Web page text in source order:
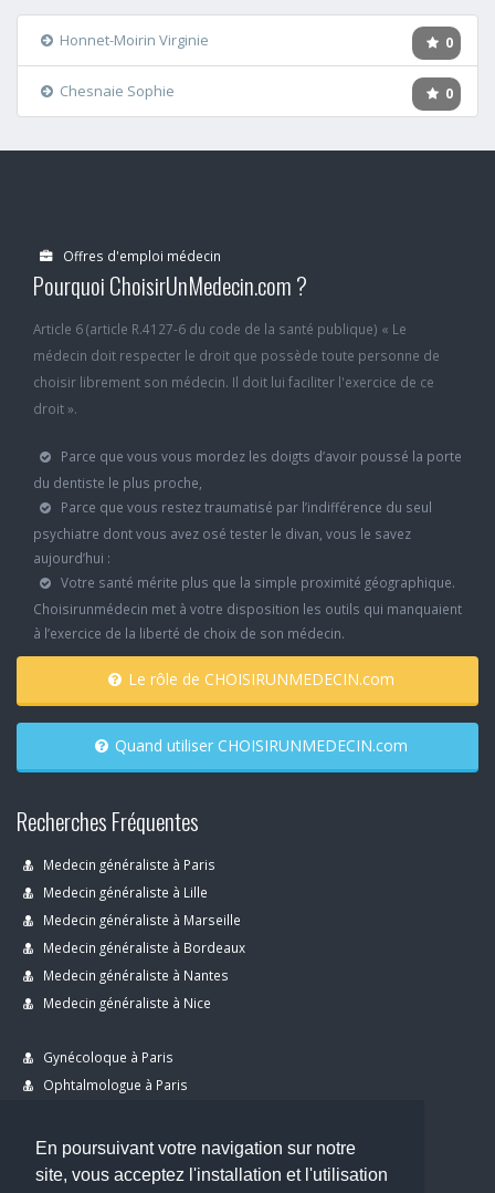
En poursuivant votre navigation sur notre
site, vous acceptez l'installation et l'utilisation
0
Honnet-Moirin Virginie
0
Chesnaie Sophie
Offres d'emploi médecin
Pourquoi ChoisirUnMedecin.com ?
Article 6 (article R.4127-6 du code de la santé publique) « Le
médecin doit respecter le droit que possède toute personne de
choisir librement son médecin. Il doit lui faciliter l'exercice de ce
droit ».
Parce que vous vous mordez les doigts d’avoir poussé la porte
du dentiste le plus proche,
Parce que vous restez traumatisé par l’indifférence du seul
psychiatre dont vous avez osé tester le divan, vous le savez
aujourd’hui :
Votre santé mérite plus que la simple proximité géographique.
Choisirunmédecin met à votre disposition les outils qui manquaient
à l’exercice de la liberté de choix de son médecin.
Le rôle de CHOISIRUNMEDECIN.com
Quand utiliser CHOISIRUNMEDECIN.com
Recherches Fréquentes
Medecin généraliste à Paris
Medecin généraliste à Lille
Medecin généraliste à Marseille
Medecin généraliste à Bordeaux
Medecin généraliste à Nantes
Medecin généraliste à Nice
Gynécoloque à Paris
Ophtalmologue à Paris
Dentiste à Paris